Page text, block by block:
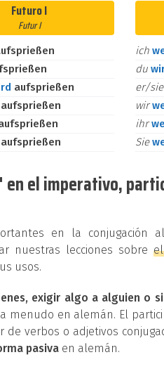
Futuro I
Futur I
aufsprießen
aufsprießen
aufsprießen
ich
du
er/
wir
ihr
Sie
el imperativo,
en la conjugación
nuestras lecciones sobre
usos.
exigir algo a alguien o
menudo en alemán. El
verbos o adjetivos
pasiva en alemán.